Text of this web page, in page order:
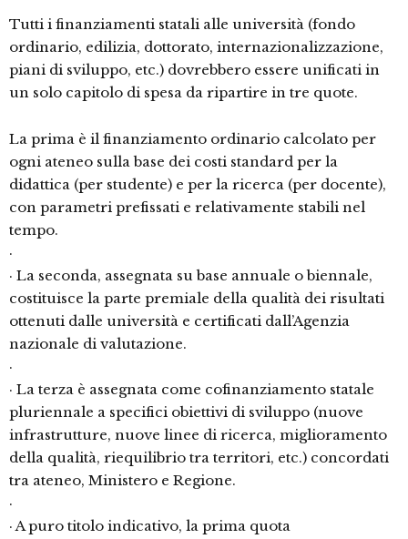
Tutti i finanziamenti statali alle università (fondo
ordinario, edilizia, dottorato, internazionalizzazione,
piani di sviluppo, etc.) dovrebbero essere unificati in
un solo capitolo di spesa da ripartire in tre quote.
La prima è il finanziamento ordinario calcolato per
ogni ateneo sulla base dei costi standard per la
didattica (per studente) e per la ricerca (per docente),
con parametri prefissati e relativamente stabili nel
tempo.
·
· La seconda, assegnata su base annuale o biennale,
costituisce la parte premiale della qualità dei risultati
ottenuti dalle università e certificati dall’Agenzia
nazionale di valutazione.
·
· La terza è assegnata come cofinanziamento statale
pluriennale a specifici obiettivi di sviluppo (nuove
infrastrutture, nuove linee di ricerca, miglioramento
della qualità, riequilibrio tra territori, etc.) concordati
tra ateneo, Ministero e Regione.
·
· A puro titolo indicativo, la prima quota